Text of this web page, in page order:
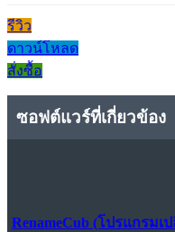
รีวิว
ดาวน์โหลด
สั่งซื้อ
ซอฟต์แวร์ที่เกี่ยวข้อง
RenameCub (โปรแกรม